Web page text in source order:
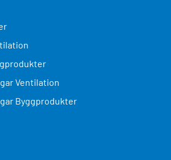
Ventilation
Byggprodukter